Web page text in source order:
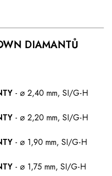
DIAMANTŮ
- ⌀ 2,40 mm, SI/G-H
- ⌀ 2,20 mm, SI/G-H
- ⌀ 1,90 mm, SI/G-H
- ⌀ 1,75 mm, SI/G-H